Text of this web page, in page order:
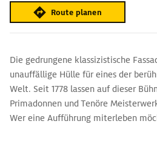
Route planen
Die gedrungene klassizistische
unauffällige Hülle für eines der
Welt. Seit 1778 lassen auf dieser
Primadonnen und Tenöre
Wer eine Aufführung miterleben